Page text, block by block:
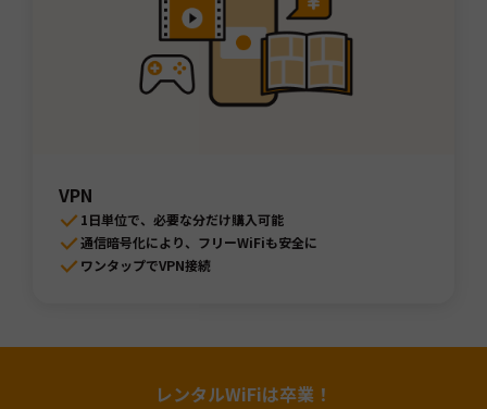
VPN
1日単位で、必要な分だけ購入可能
通信暗号化により、フリーWiFiも安全に
ワンタップでVPN接続
レンタルWiFiは卒業！